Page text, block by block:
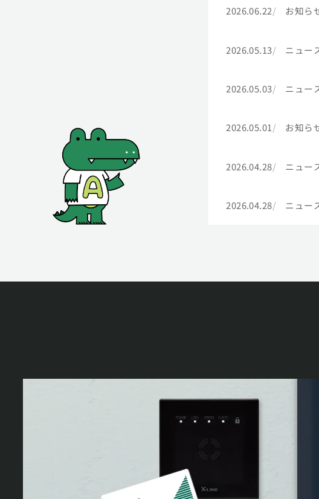
2026.06.22 お知ら
2026.05.13 ニュー
2026.05.03 ニュー
2026.05.01 お知ら
2026.04.28 ニュー
2026.04.28 ニュー